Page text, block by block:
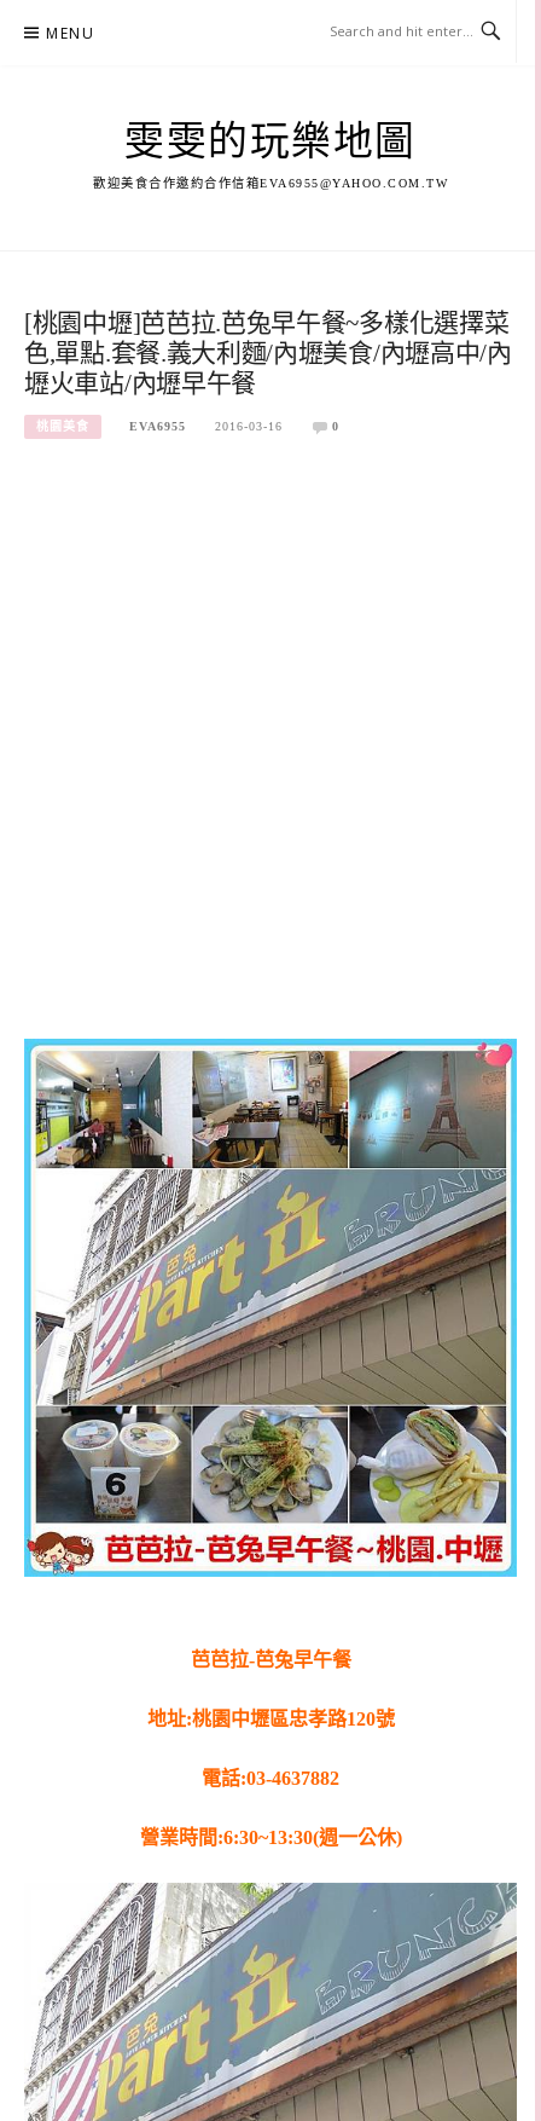
MENU
雯雯的玩樂地圖
歡迎美食合作邀約合作信箱EVA6955@YAHOO.COM.TW
[桃園中壢]芭芭拉.芭兔早午餐~多樣化選擇菜
色,單點.套餐.義大利麵/內壢美食/內壢高中/內
壢火車站/內壢早午餐
桃園美食 EVA6955 2016-03-16 0
芭芭拉-芭兔早午餐
地址:桃園中壢區忠孝路120號
電話:03-4637882
營業時間:6:30~13:30(週一公休)